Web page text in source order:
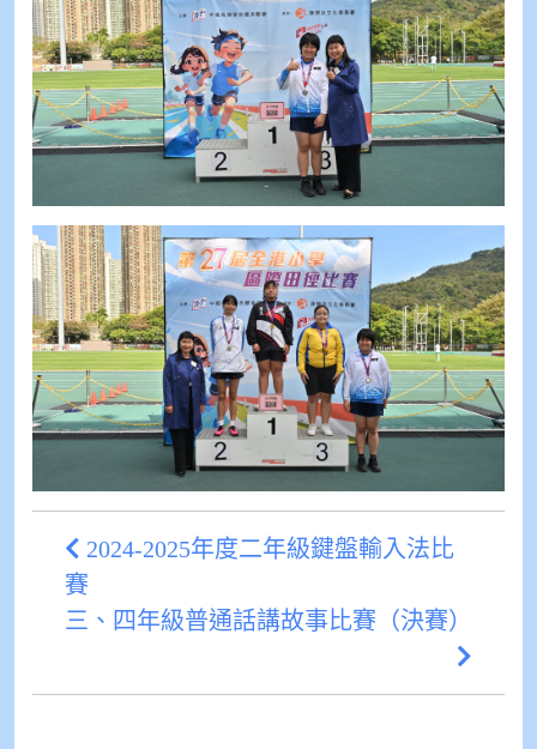
2024-2025年度二年級鍵盤輸入法比
賽
三、四年級普通話講故事比賽（決賽）